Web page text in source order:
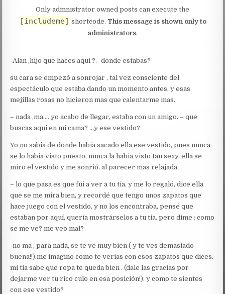
Only admnistrator owned posts can execute the
[includeme] shortcode. This message is shown only to
administrators.
-Alan ,hijo que haces aqui ?.- donde estabas?
su cara se empezó a sonrojar , tal vez consciente del
espectáculo que estaba dando un momento antes. y esas
mejillas rosas no hicieron mas que calentarme mas.
– nada ,ma,… yo acabo de llegar, estaba con un amigo. – que
buscas aqui en mi cama? …y ese vestido?
Yo no sabia de donde habia sacado ella ese vestido, pues nunca
se lo habia visto puesto. nunca la habia visto tan sexy. ella se
miro el vestido y me sonrió. al parecer mas relajada.
– lo que pasa es que fui a ver a tu tia, y me lo regaló, dice ella
que se me mira bien, y recordé que tengo unos zapatos que
hace juego con el vestido, y no los encontraba, pensé que
estaban por aquí, quería mostrárselos a tu tia. pero dime : como
se me ve? me veo mal?
-no ma , para nada, se te ve muy bien ( y te ves demasiado
buena!!).me imagino como te verias con esos zapatos que dices.
mi tia sabe que ropa te queda bien . (dale las gracias por
dejarme ver tu rico culo en esa posición!). y como te sientes
con ese vestido?